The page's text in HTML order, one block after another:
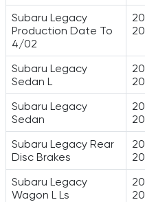
Subaru Legacy
Production Date To
4/02
Subaru Legacy
Sedan L
Subaru Legacy
Sedan
Subaru Legacy Rear
Disc Brakes
Subaru Legacy
Wagon L Ls